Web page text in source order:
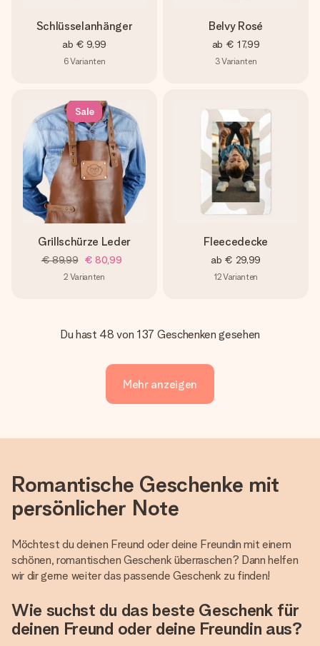
Schlüsselanhänger
ab € 9,99
6Varianten
Belvy Rosé
ab € 17,99
3Varianten
Sale
Grillschürze Leder
€ 89,99 € 80,99
2 Varianten
Fleecedecke
ab € 29,99
12Varianten
Du hast 48 von 137 Geschenken gesehen
Mehr anzeigen
Romantische Geschenke mit
persönlicher Note
Möchtest du deinen Freund oder deine Freundin mit einem
schönen, romantischen Geschenk überraschen? Dann helfen
wir dir gerne weiter das passende Geschenk zu finden!
Wie suchst du das beste Geschenk für
deinen Freund oder deine Freundin aus?